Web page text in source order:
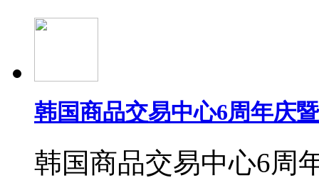
韩国商品交易中心6周年庆
韩国商品交易中心6周